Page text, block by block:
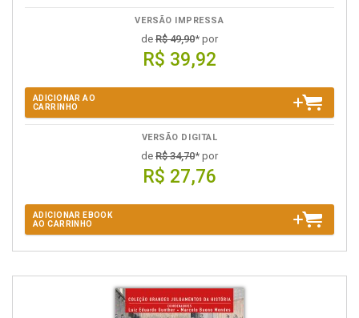
VERSÃO IMPRESSA
de R$ 49,90* por
R$ 39,92
ADICIONAR AO
CARRINHO
VERSÃO DIGITAL
de R$ 34,70* por
R$ 27,76
ADICIONAR EBOOK
AO CARRINHO